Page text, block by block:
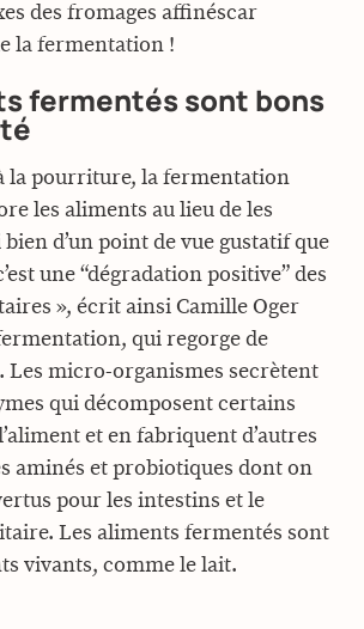
des fromages affinéscar
la fermentation !
fermentés sont bons
la pourriture, la fermentation
les aliments au lieu de les
d’un point de vue gustatif que
une “dégradation positive” des
», écrit ainsi Camille Oger
qui regorge de
Les micro-organismes secrètent
qui décomposent certains
et en fabriquent d’autres 
aminés et probiotiques dont on
pour les intestins et le
Les aliments fermentés sont
vivants, comme le lait.